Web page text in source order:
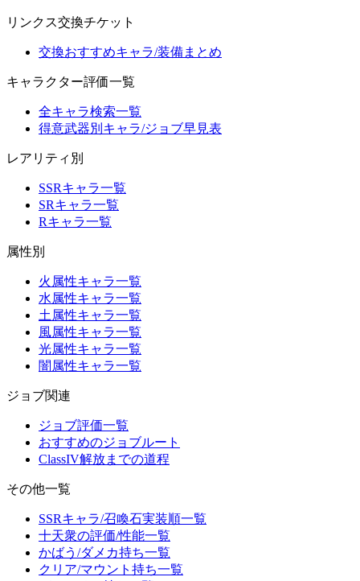
リンクス交換チケット
交換おすすめキャラ/装備まとめ
キャラクター評価一覧
全キャラ検索一覧
得意武器別キャラ/ジョブ早見表
レアリティ別
SSRキャラ一覧
SRキャラ一覧
Rキャラ一覧
属性別
火属性キャラ一覧
水属性キャラ一覧
土属性キャラ一覧
風属性キャラ一覧
光属性キャラ一覧
闇属性キャラ一覧
ジョブ関連
ジョブ評価一覧
おすすめのジョブルート
ClassIV解放までの道程
その他一覧
SSRキャラ/召喚石実装順一覧
十天衆の評価/性能一覧
かばう/ダメカ持ち一覧
クリア/マウント持ち一覧